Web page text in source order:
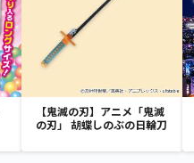
【鬼滅の刃】アニメ「鬼滅
の刃」 胡蝶しのぶの日輪刀